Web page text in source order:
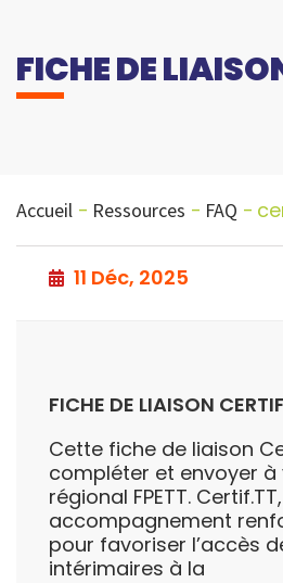
FICHE DE
Accueil Ressources FAQ
11 Déc, 2025
FICHE DE LIAISON
Cette fiche de liaison
compléter et envoyer
régional FPETT.
accompagnement
pour favoriser l’accès
intérimaires à la